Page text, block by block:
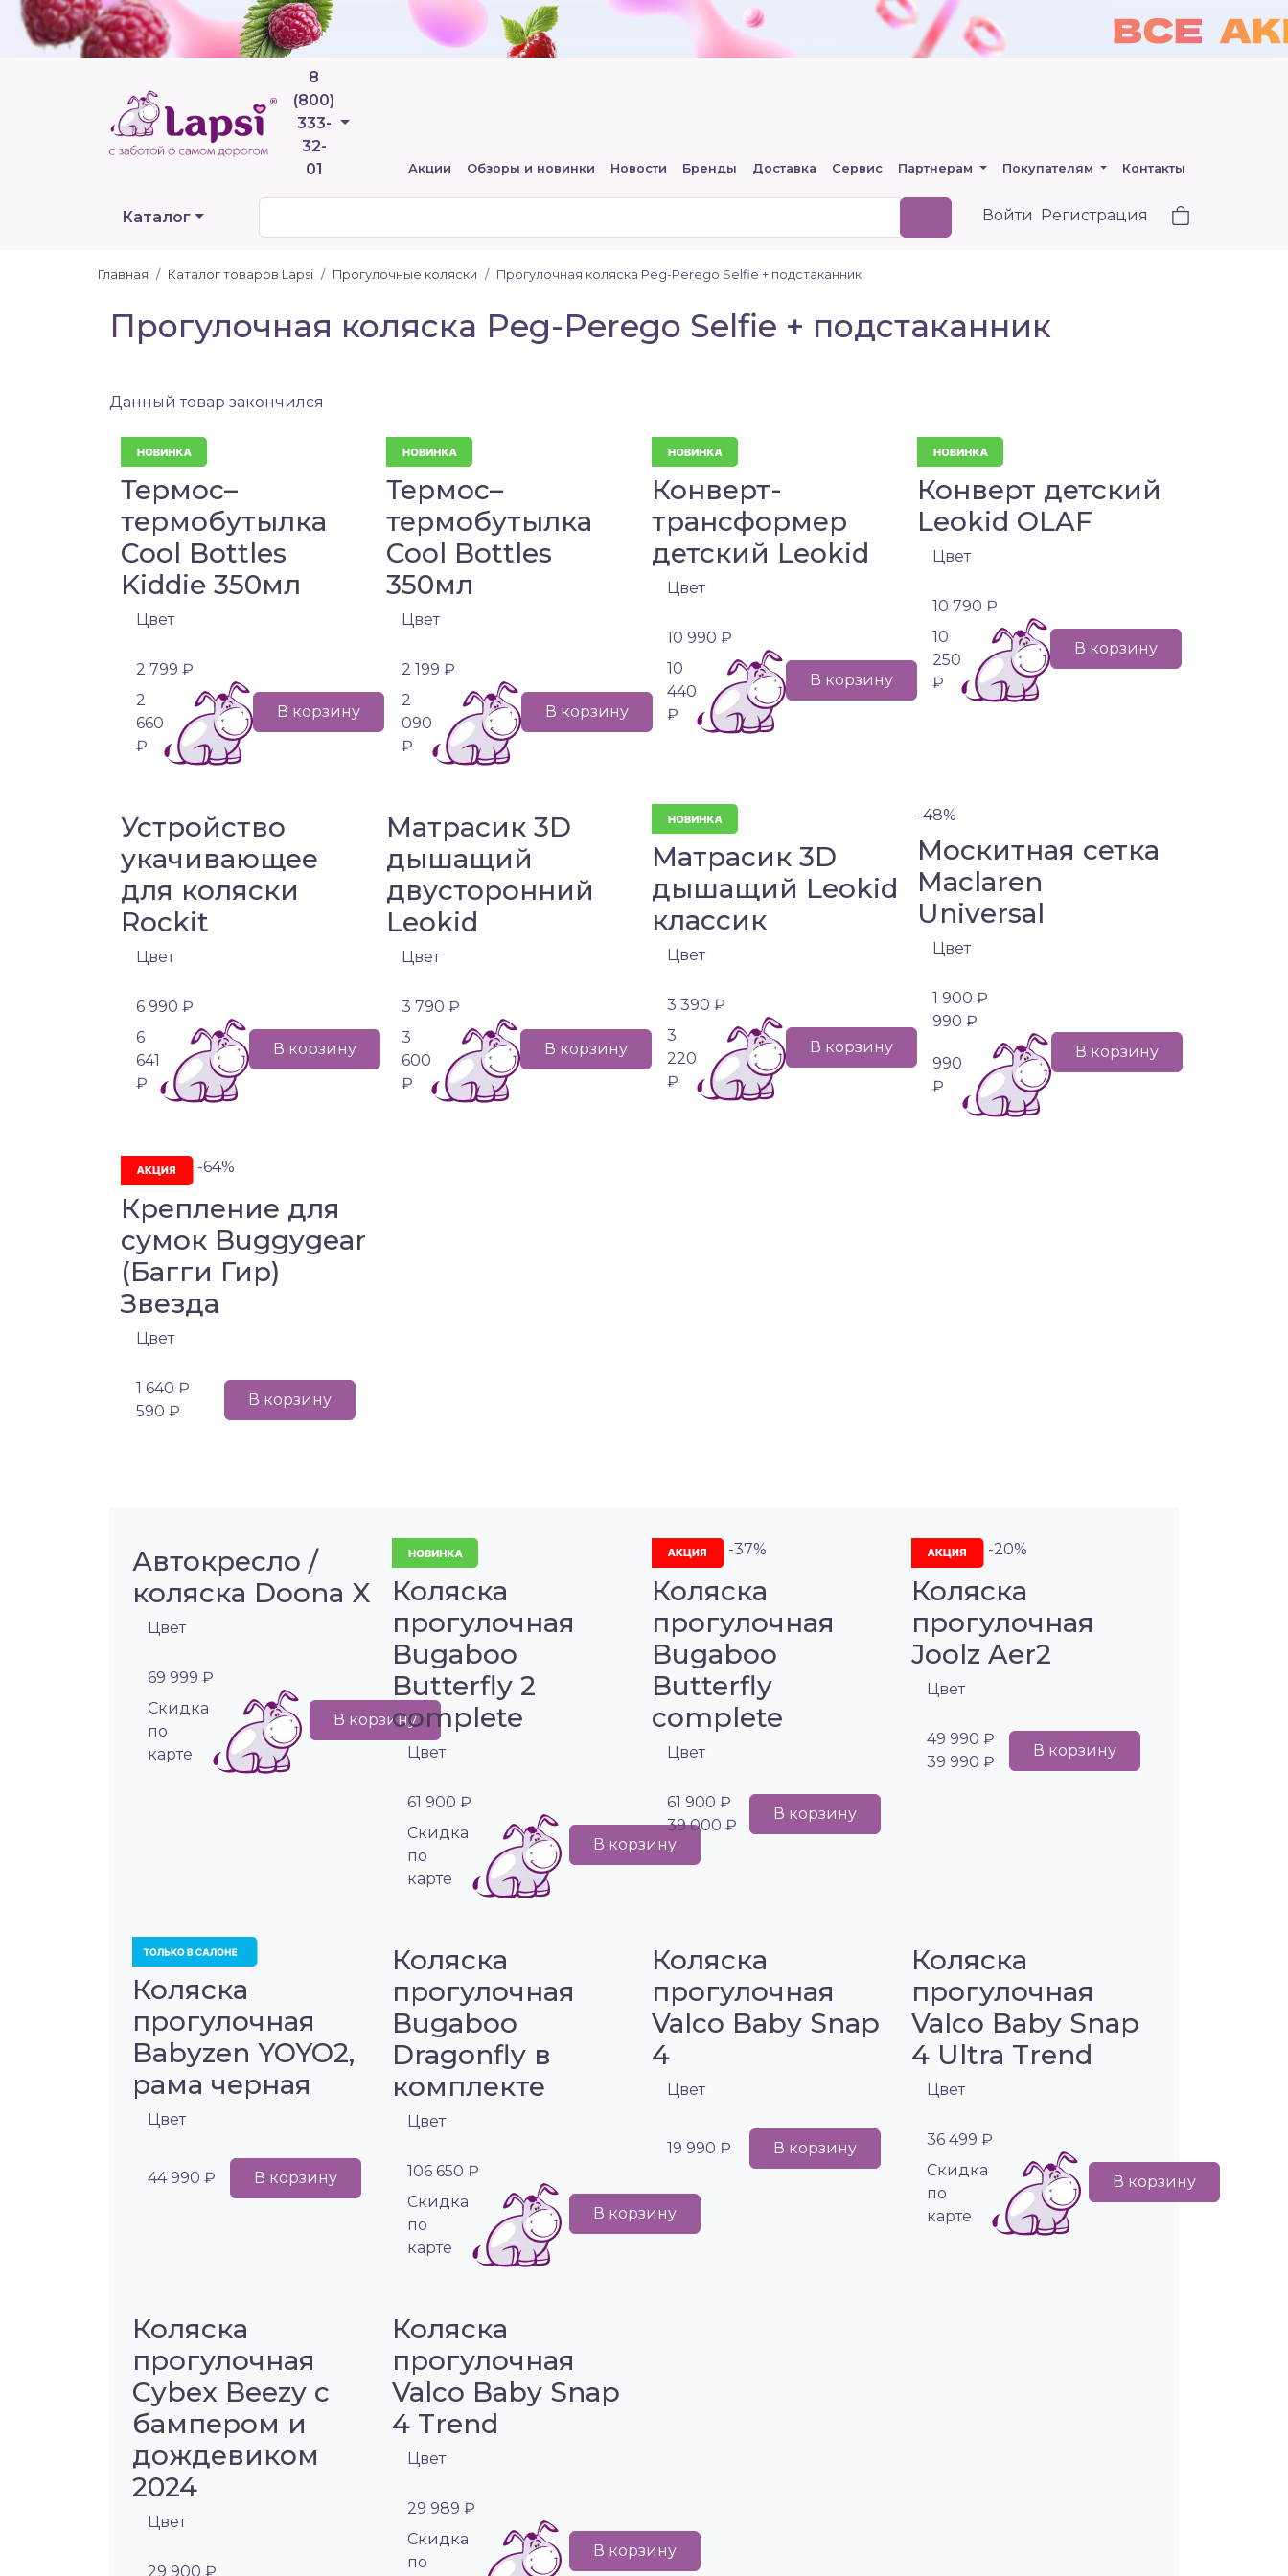
8
(800)
333-
32-
01
Телефоны
Акции Обзоры и новинки Новости Бренды Доставка Сервис Партнерам Покупателям Контакты
Каталог Войти Регистрация
Главная Каталог товаров Lapsi Прогулочные коляски Прогулочная коляска Peg-Perego Selfie + подстаканник
Прогулочная коляска Peg-Perego Selfie + подстаканник
Данный товар закончился
Термос–
термобутылка
Cool Bottles
Kiddie 350мл
Цвет
2 799 ₽
2
660
₽
В корзину
Термос–
термобутылка
Cool Bottles
350мл
Цвет
2 199 ₽
2
090
₽
В корзину
Конверт-
трансформер
детский Leokid
Цвет
10 990 ₽
10
440
₽
В корзину
Конверт детский
Leokid OLAF
Цвет
10 790 ₽
10
250
₽
В корзину
Устройство
укачивающее
для коляски
Rockit
Цвет
6 990 ₽
6
641
₽
В корзину
Матрасик 3D
дышащий
двусторонний
Leokid
Цвет
3 790 ₽
3
600
₽
В корзину
Матрасик 3D
дышащий Leokid
классик
Цвет
3 390 ₽
3
220
₽
В корзину
-48%
Москитная сетка
Maclaren
Universal
Цвет
1 900 ₽
990 ₽
990
₽
В корзину
-64%
Крепление для
сумок Buggygear
(Багги Гир)
Звезда
Цвет
1 640 ₽
590 ₽
В корзину
Автокресло /
коляска Doona X
Цвет
69 999 ₽
Cкидка
по
карте
В корзину
Коляска
прогулочная
Bugaboo
Butterfly 2
complete
Цвет
61 900 ₽
Cкидка
по
карте
В корзину
-37%
Коляска
прогулочная
Bugaboo
Butterfly
complete
Цвет
61 900 ₽
39 000 ₽
В корзину
-20%
Коляска
прогулочная
Joolz Aer2
Цвет
49 990 ₽
39 990 ₽
В корзину
Коляска
прогулочная
Babyzen YOYO2,
рама черная
Цвет
44 990 ₽ В корзину
Коляска
прогулочная
Bugaboo
Dragonfly в
комплекте
Цвет
106 650 ₽
Cкидка
по
карте
В корзину
Коляска
прогулочная
Valco Baby Snap
4
Цвет
19 990 ₽ В корзину
Коляска
прогулочная
Valco Baby Snap
4 Ultra Trend
Цвет
36 499 ₽
Cкидка
по
карте
В корзину
Коляска
прогулочная
Cybex Beezy с
бампером и
дождевиком
2024
Цвет
29 900 ₽
Коляска
прогулочная
Valco Baby Snap
4 Trend
Цвет
29 989 ₽
Cкидка
по
В корзину